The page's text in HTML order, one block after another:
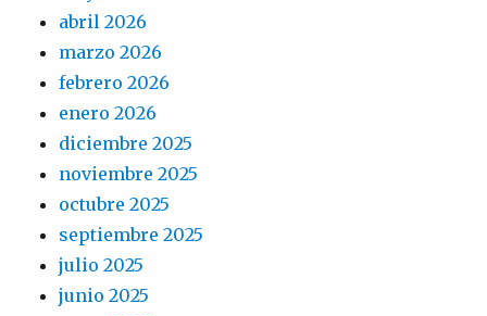
abril 2026
marzo 2026
febrero 2026
enero 2026
diciembre 2025
noviembre 2025
octubre 2025
septiembre 2025
julio 2025
junio 2025